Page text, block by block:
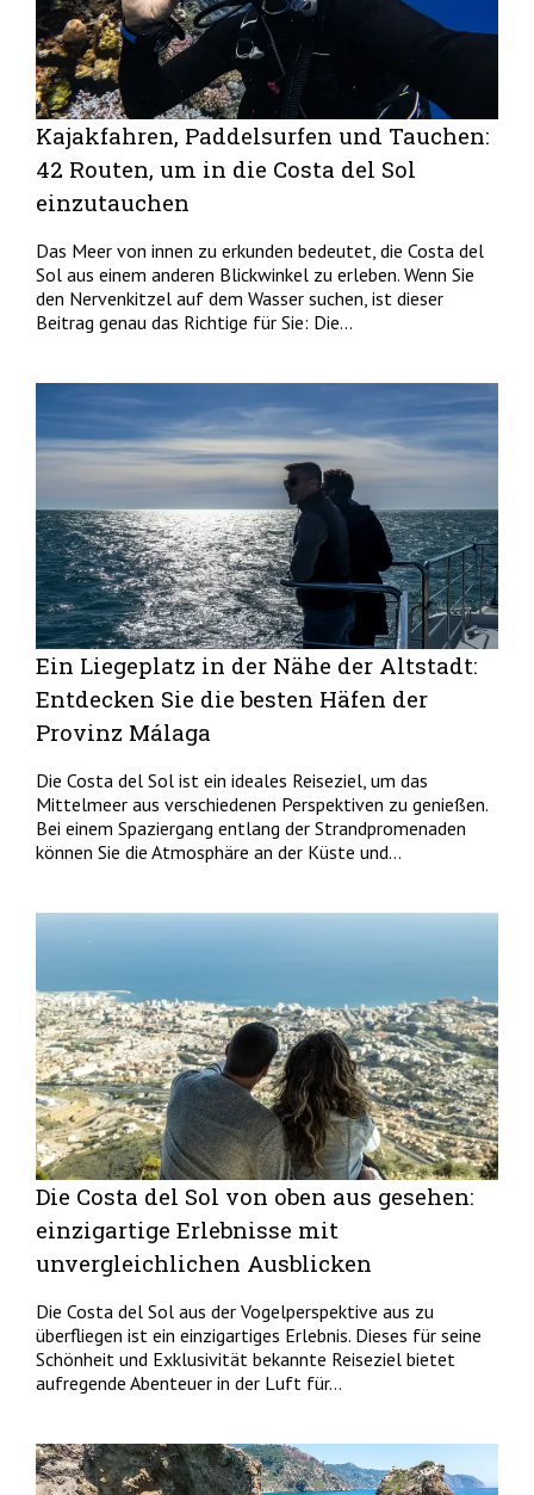
Kajakfahren, Paddelsurfen und Tauchen:
42 Routen, um in die Costa del Sol
einzutauchen
Das Meer von innen zu erkunden bedeutet, die Costa del
Sol aus einem anderen Blickwinkel zu erleben. Wenn Sie
den Nervenkitzel auf dem Wasser suchen, ist dieser
Beitrag genau das Richtige für Sie: Die...
Ein Liegeplatz in der Nähe der Altstadt:
Entdecken Sie die besten Häfen der
Provinz Málaga
Die Costa del Sol ist ein ideales Reiseziel, um das
Mittelmeer aus verschiedenen Perspektiven zu genießen.
Bei einem Spaziergang entlang der Strandpromenaden
können Sie die Atmosphäre an der Küste und...
Die Costa del Sol von oben aus gesehen:
einzigartige Erlebnisse mit
unvergleichlichen Ausblicken
Die Costa del Sol aus der Vogelperspektive aus zu
überfliegen ist ein einzigartiges Erlebnis. Dieses für seine
Schönheit und Exklusivität bekannte Reiseziel bietet
aufregende Abenteuer in der Luft für...